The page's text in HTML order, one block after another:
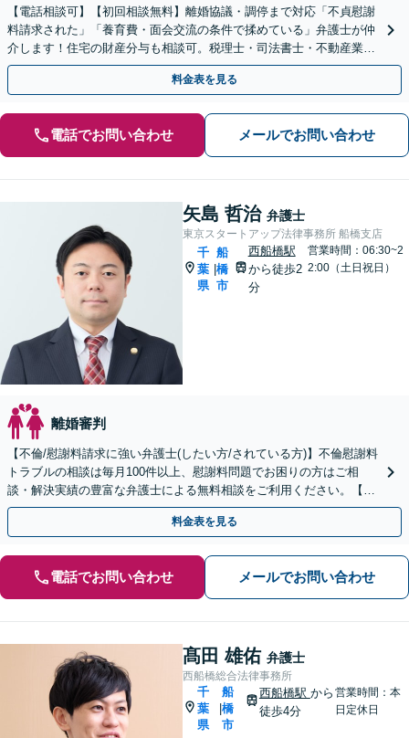
【電話相談可】【初回相談無料】離婚協議・調停まで対応「不貞慰謝
料請求された」「養育費・面会交流の条件で揉めている」弁護士が仲
介します！住宅の財産分与も相談可。税理士・司法書士・不動産業者
と連携してサポート【夜間・休日面談可】【西船橋駅3分】
料金表を見る
電話でお問い合わせ メールでお問い合わせ
矢島 哲治 弁護士
東京スタートアップ法律事務所 船橋支店
千
葉
県
|
船
橋
市
西船橋駅
から徒歩2
分
営業時間：06:30~2
2:00（土日祝日）
離婚審判
【不倫/慰謝料請求に強い弁護士(したい方/されている方)】不倫慰謝料
トラブルの相談は毎月100件以上、慰謝料問題でお困りの方はご相
談・解決実績の豊富な弁護士による無料相談をご利用ください。【不
倫相談は初回0円】 【千葉県全域対応】
料金表を見る
電話でお問い合わせ メールでお問い合わせ
髙田 雄佑 弁護士
西船橋総合法律事務所
千
葉
県
|
船
橋
市
西船橋駅 から
徒歩4分
営業時間：本
日定休日